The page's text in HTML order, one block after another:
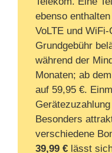
ebenso
VoLTE und
Grundgebühr
während der
Monaten; ab
auf 59,95 €.
Besonders
verschiedene
39,99 € lässt